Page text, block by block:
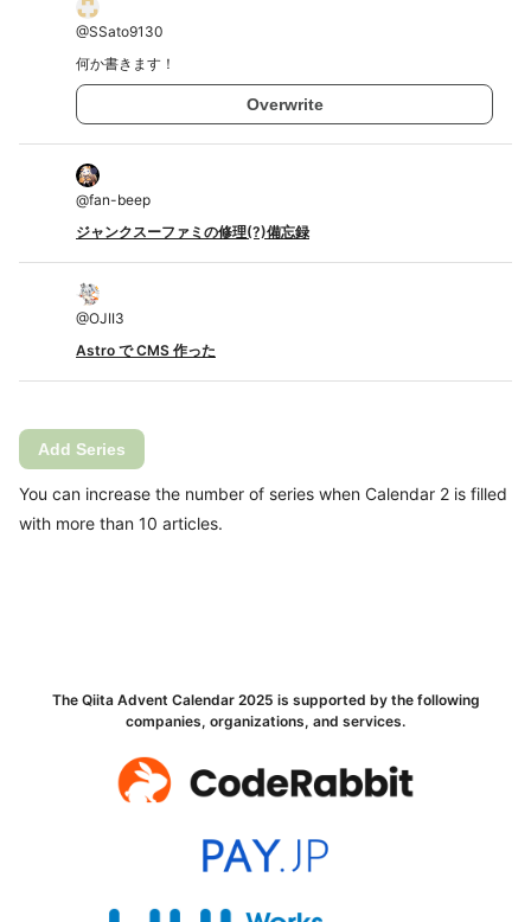
@SSato9130
何か書きます！
Overwrite
@fan-beep
ジャンクスーファミの修理(?)備忘録
@OJII3
Astro で CMS 作った
Add Series
You can increase the number of series when Calendar 2 is filled
with more than 10 articles.
The Qiita Advent Calendar 2025 is supported by the following
companies, organizations, and services.